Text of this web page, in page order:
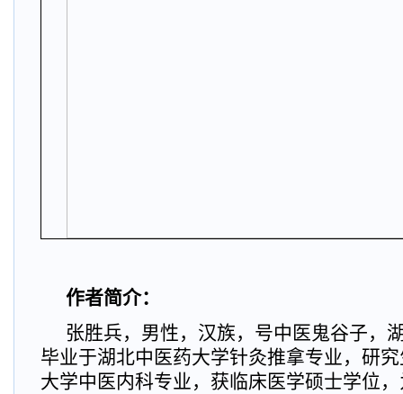
作者简介：
张胜兵，男性，汉族，号中医鬼谷子，
毕业于湖北中医药大学针灸推拿专业，研
大学中医内科专业，获临床医学硕士学位